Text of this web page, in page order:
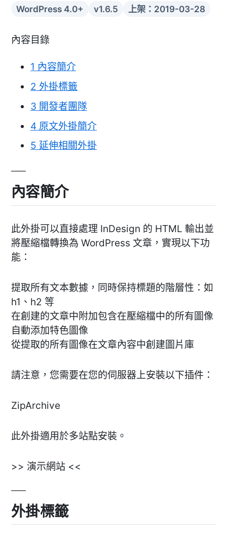
WordPress 4.0+ v1.6.5 上架：2019-03-28
內容目錄
1 內容簡介
2 外掛標籤
3 開發者團隊
4 原文外掛簡介
5 延伸相關外掛
內容簡介
此外掛可以直接處理 InDesign 的 HTML 輸出並
將壓縮檔轉換為 WordPress 文章，實現以下功
能：
提取所有文本數據，同時保持標題的階層性：如
h1、h2 等
在創建的文章中附加包含在壓縮檔中的所有圖像
自動添加特色圖像
從提取的所有圖像在文章內容中創建圖片庫
請注意，您需要在您的伺服器上安裝以下插件：
ZipArchive
此外掛適用於多站點安裝。
>> 演示網站 <<
外掛標籤